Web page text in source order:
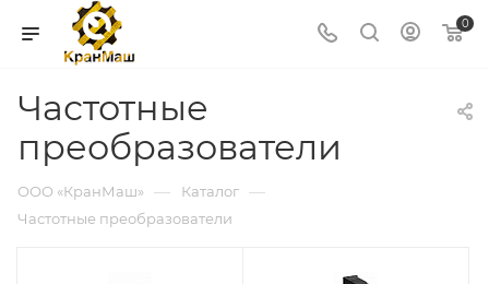
0
Частотные
преобразователи
ООО «КранМаш» — Каталог —
Частотные преобразователи